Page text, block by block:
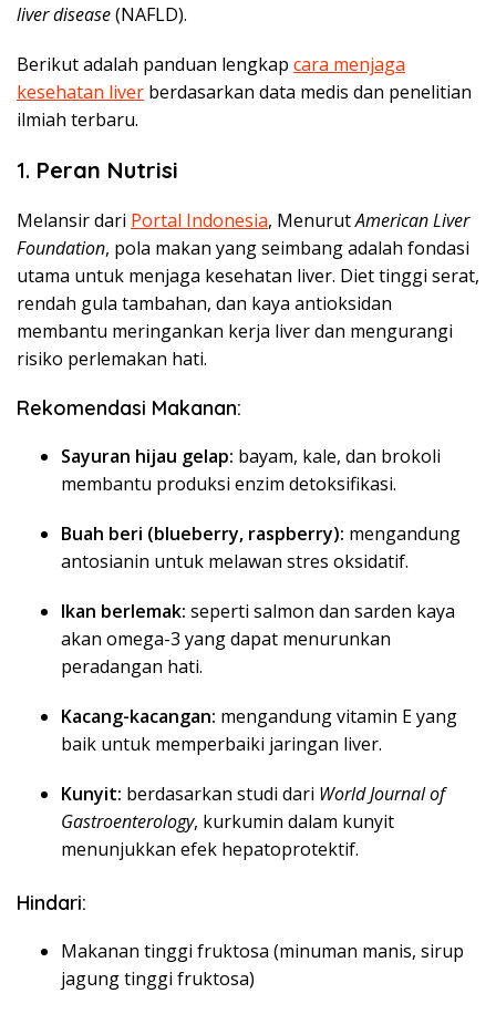
liver disease(NAFLD).
Berikut adalah panduan lengkap cara menjaga
kesehatan liver berdasarkan data medis dan penelitian
ilmiah terbaru.
1. Peran Nutrisi
Melansir dari Portal Indonesia, MenurutAmerican Liver
Foundation, pola makan yang seimbang adalah fondasi
utama untuk menjaga kesehatan liver. Diet tinggi serat,
rendah gula tambahan, dan kaya antioksidan
membantu meringankan kerja liver dan mengurangi
risiko perlemakan hati.
Rekomendasi Makanan:
Sayuran hijau gelap: bayam, kale, dan brokoli
membantu produksi enzim detoksifikasi.
Buah beri (blueberry, raspberry): mengandung
antosianin untuk melawan stres oksidatif.
Ikan berlemak: seperti salmon dan sarden kaya
akan omega-3 yang dapat menurunkan
peradangan hati.
Kacang-kacangan: mengandung vitamin E yang
baik untuk memperbaiki jaringan liver.
Kunyit: berdasarkan studi dari World Journal of
Gastroenterology, kurkumin dalam kunyit
menunjukkan efek hepatoprotektif.
Hindari:
Makanan tinggi fruktosa (minuman manis, sirup
jagung tinggi fruktosa)